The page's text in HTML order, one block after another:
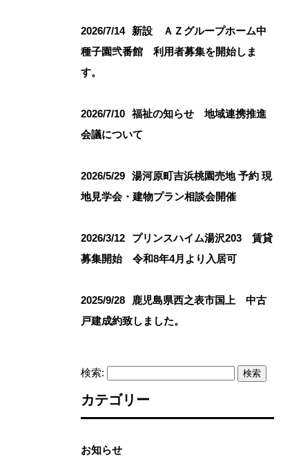
2026/7/14
新設 ＡＺグループホーム中
種子園弐番館 利用者募集を開始しま
す。
2026/7/10 福祉の知らせ 地域連携推進
会議について
2026/5/29 湯河原町吉浜桃園売地 予約 現
地見学会・建物プラン相談会開催
2026/3/12
プリンスハイム湯沢203 賃貸
募集開始 令和8年4月より入居可
2025/9/28
鹿児島県西之表市国上 中古
戸建成約致しました。
検索:
カテゴリー
お知らせ